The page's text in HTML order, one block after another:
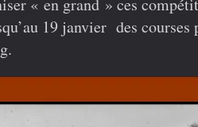
« en grand » ces
19 janvier des courses